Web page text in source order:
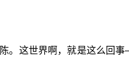
。这世界啊，就是这么回